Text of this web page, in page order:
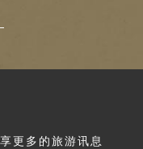
更多的旅游讯息